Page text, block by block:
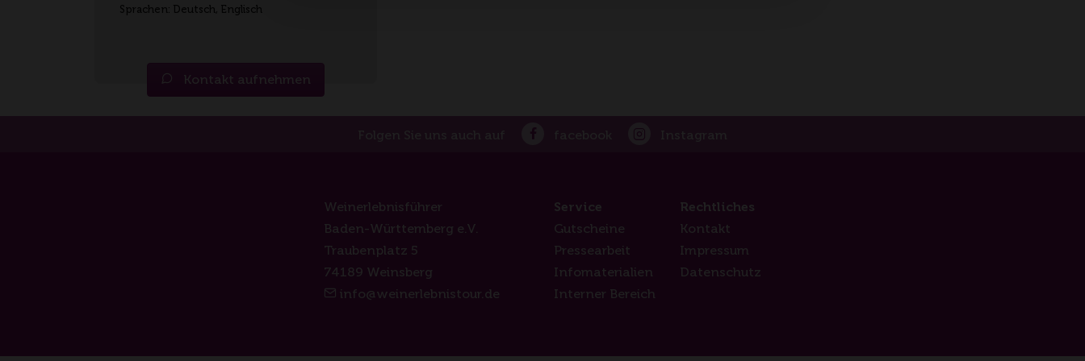
Sprachen: Deutsch, Englisch
Kontakt aufnehmen
Weinerlebnisführer
Baden-Württemberg e.V.
Traubenplatz 5
74189 Weinsberg
info@weinerlebnistour.de
Service
Gutscheine
Pressearbeit
Infomaterialien
Interner Bereich
Rechtliches
Kontakt
Impressum
Datenschutz